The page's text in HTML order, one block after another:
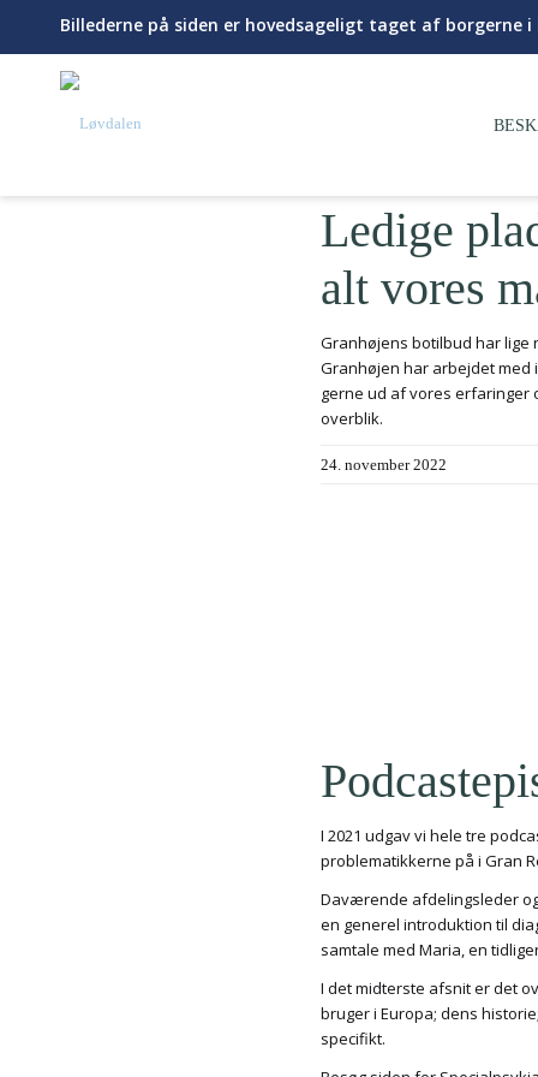
Billederne på siden er hovedsageligt taget af borgerne
Ledige
alt vores
Granhøjens botilbud har lige
Granhøjen har arbejdet med
gerne ud af vores erfaringer
overblik.
24. november 2022
I 2021 udgav vi hele tre
problematikkerne på i Gran
Daværende afdelingsleder
en generel introduktion til
samtale med Maria, en
I det midterste afsnit er det
bruger i Europa; dens
specifikt.